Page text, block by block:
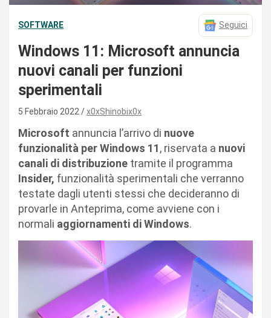
SOFTWARE Seguici
Windows 11: Microsoft annuncia
nuovi canali per funzioni
sperimentali
5 Febbraio 2022 x0xShinobix0x
Microsoft annuncia l’arrivo di nuove
funzionalità per Windows 11, riservata a nuovi
canali di distribuzione tramite il programma
Insider, funzionalità sperimentali che verranno
testate dagli utenti stessi che decideranno di
provarle in Anteprima, come avviene con i
normali aggiornamenti di Windows.